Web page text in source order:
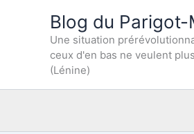
Blog du
Une situation
ceux d'en bas ne veulent
(Lénine)